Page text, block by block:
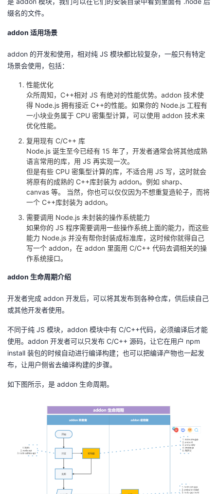
学
的
我
持
技
的
缀名的文件。
addon 适用场景
addon 的开发和使用，相对纯 JS 模块都比较复杂，一般只有特定
场景会使用，包括：
性能优化
众所周知， C++相对 JS 有绝对的性能优势。 addon 技术使
得 Node.js 拥有接近 C++的性能。如果你的 Node.js 工程有
一小块业务属于 CPU 密集型计算，可以使用 addon 技术来
优化性能。
复用现有 C/C++ 库
Node.js 诞生至今已经有 15 年了，开发者通常会将其他成熟
语言常用的库，用 JS 再实现一次。
但是有些 CPU 密集型计算的库，不适合用 JS 写，这时就会
将原有的成熟的 C++库封装为 addon。例如 sharp、
canvas 等。 当然，你也可以仅仅因为不想重复造轮子，而将
一个 C++库封装为 addon。
需要调用 Node.js 未封装的操作系统能力
如果你的 JS 程序需要调用一些操作系统上面的能力，而这些
能力 Node.js 并没有帮你封装成标准库，这时候你就得自己
写一个 addon，在 addon 里面用 C/C++ 代码去调相关的操
作系统接口。
addon 生命周期介绍
开发者完成 addon 开发后，可以将其发布到各种仓库，供后续自己
或其他开发者使用。
不同于纯 JS 模块， addon 模块中有 C/C++代码，必须编译后才能
使用。 addon 开发者可以只发布 C/C++ 源码，让它在用户 npm
install 装包的时候自动进行编译构建；也可以把编译产物也一起发
布，让用户侧省去编译构建的步骤。
如下图所示，是 addon 生命周期。